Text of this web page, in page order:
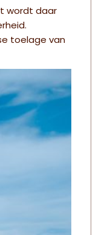
wordt daar
toelage van